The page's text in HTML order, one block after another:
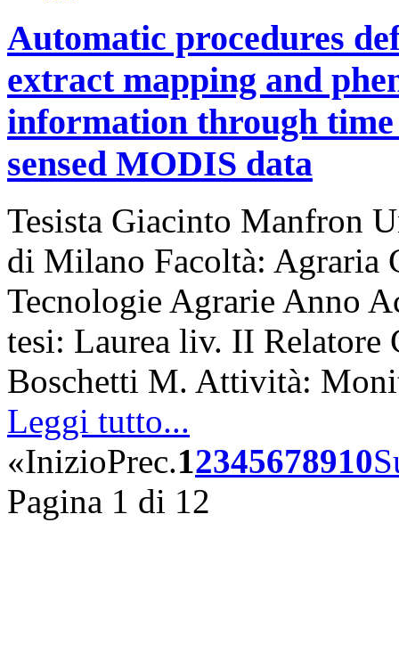
Automatic procedures
extract mapping and
information through time
sensed MODIS data
Tesista Giacinto Manfron
di Milano Facoltà: Agraria
Tecnologie Agrarie Anno
tesi: Laurea liv. II
Boschetti M. Attività:
Leggi tutto...
«InizioPrec.12345678910
Pagina 1 di 12